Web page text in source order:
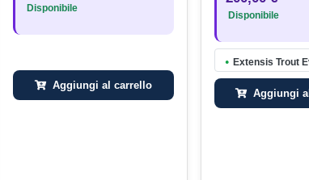
Stonfo OmaggioLegature…
Disponibile
Aggiungi al carrello
grande affidabilità.
Disponibile
● Extensis Trout
Aggiungi